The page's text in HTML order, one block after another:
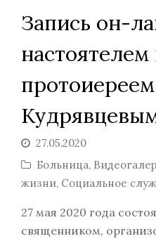
Запись он-
27.05.2020
Больница,
жизни, Социальное
27 мая 2020 года
священником,